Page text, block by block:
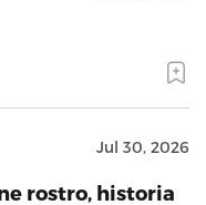
Jul 30, 2026
rostro, historia